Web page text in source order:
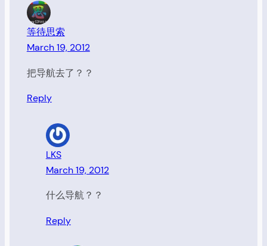
等待思索
March 19, 2012
把导航去了？？
Reply
LKS
March 19, 2012
什么导航？？
Reply